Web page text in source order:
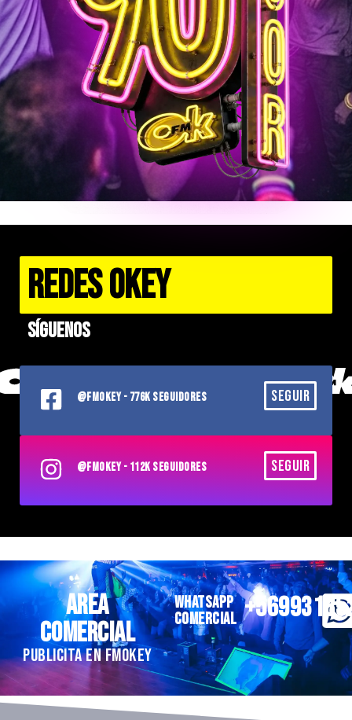
REDES OKEY
Síguenos
SEGUIR
@FMOKEY - 776K SEGUIDORES
SEGUIR
@FMOKEY - 112K SEGUIDORES
AREA
COMERCIAL
PUBLICITA EN FMOKEY
WHATSAPP
COMERCIAL